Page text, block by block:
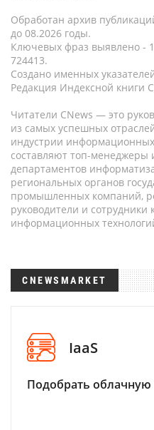
Обработан архив
до 08.2026 годы.
Ключевых фраз выявлено -
724413.
Создано именных
Редакция Индексной книги
Читатели CNews — это
из самых успешных
индустрии
составляют топ-менеджеры
департаментов
региональных органов
промышленных компаний,
руководители и
информационных
CNEWSMARKET
IaaS
Подобрать облачную